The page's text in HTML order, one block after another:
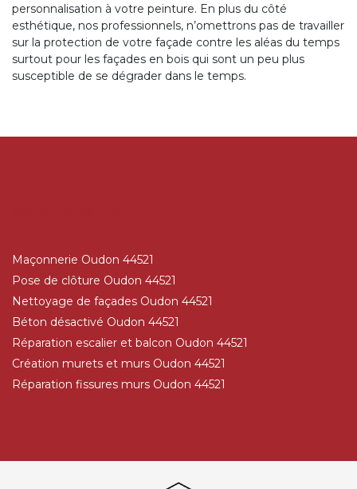
personnalisation à votre peinture. En plus du côté
esthétique, nos professionnels, n’omettrons pas de travailler
sur la protection de votre façade contre les aléas du temps
surtout pour les façades en bois qui sont un peu plus
susceptible de se dégrader dans le temps.
Maçonnerie Oudon 44521
Pose de clôture Oudon 44521
Nettoyage de façades Oudon 44521
Béton désactivé Oudon 44521
Réparation escalier et balcon Oudon 44521
Création murets et murs Oudon 44521
Réparation fissures murs Oudon 44521